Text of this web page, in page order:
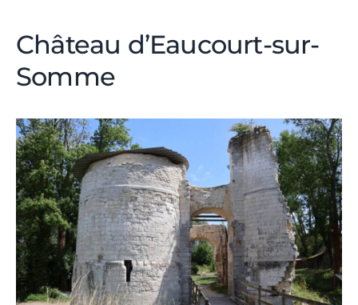
Château d’Eaucourt-sur-
Somme